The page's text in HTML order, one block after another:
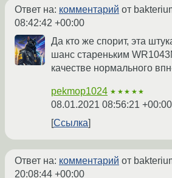
Ответ на: комментарий от
08:42:42 +00:00
Да кто же спорит, эта
шанс стареньким
качестве нормального
pekmop1024 ★★★★★
08.01.2021 08:56:21 +00:00
Ссылка
Ответ на: комментарий от
20:08:44 +00:00